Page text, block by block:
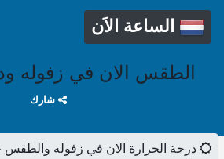
الساعة الاَن
الطقس الان في زفوله
شارك
درجة الحرارة الان في زفوله